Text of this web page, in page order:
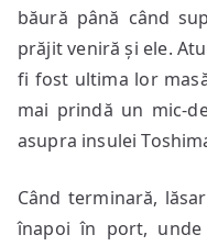
băură până când
prăjit veniră și ele.
fi fost ultima lor
mai prindă un mic-
asupra insulei
Când terminară,
înapoi în port, unde